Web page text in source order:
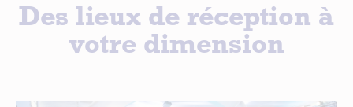
Des lieux de réception à
votre dimension